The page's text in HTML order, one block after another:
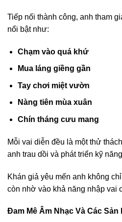
Tiếp nối thành công, anh tham
nổi bật như:
Chạm vào quá khứ
Mua láng giềng gần
Tay chơi miệt vườn
Nàng tiên mùa xuân
Chín tháng cưu mang
Mỗi vai diễn đều là một thử
anh trau dồi và phát triển kỹ
Khán giả yêu mến anh không
còn nhờ vào khả năng nhập vai
Đam Mê Âm Nhạc Và Các Sản